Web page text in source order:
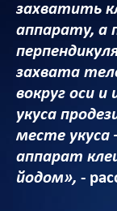
захватить
аппарату, а
захвата
вокруг оси и
укуса
месте укуса
аппарат
йодом», -